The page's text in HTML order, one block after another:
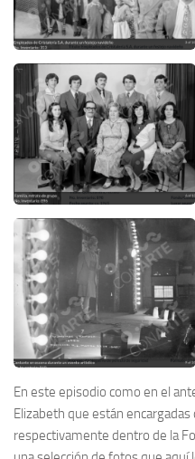
En este episodio como en el
Elizabeth que están
respectivamente dentro de la